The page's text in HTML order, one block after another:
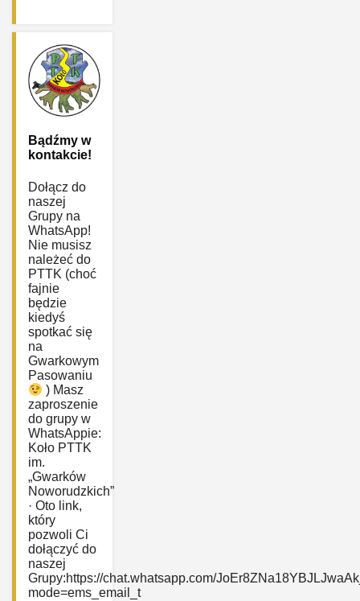
Bądźmy w
kontakcie!
Dołącz do
naszej
Grupy na
WhatsApp!
Nie musisz
należeć do
PTTK (choć
fajnie
będzie
kiedyś
spotkać się
na
Gwarkowym
Pasowaniu
) Masz
zaproszenie
do grupy w
WhatsAppie:
‎Koło PTTK
im.
„Gwarków
Noworudzkich”
· Oto link,
który
pozwoli Ci
dołączyć do
naszej
Grupy:https://chat.whatsapp.com/
mode=ems_email_t